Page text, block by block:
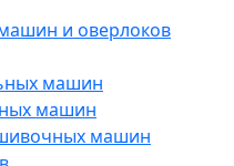
и оверлоков
машин
машин
машин